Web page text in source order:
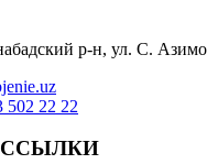
р-н, ул. С.
502 22 22